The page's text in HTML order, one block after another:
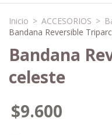
Inicio > ACCESORIOS >
Bandana Reversible
Bandana
celeste
$9.600